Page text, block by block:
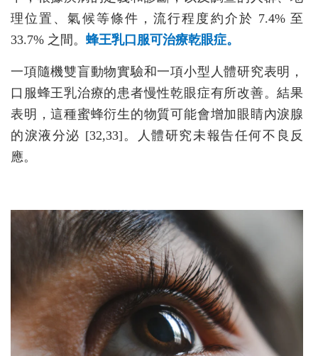
理位置、氣候等條件，流行程度約介於 7.4% 至
33.7% 之間。 蜂王乳口服可治療乾眼症。
一項隨機雙盲動物實驗和一項小型人體研究表明，
口服蜂王乳治療的患者慢性乾眼症有所改善。結果
表明，這種蜜蜂衍生的物質可能會增加眼睛內淚腺
的淚液分泌 [32,33]。人體研究未報告任何不良反
應。